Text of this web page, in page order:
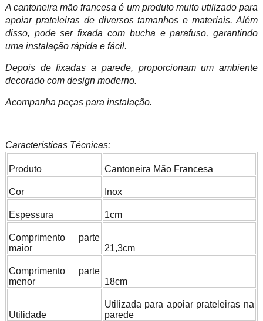
A cantoneira mão francesa é um produto muito utilizado para
apoiar prateleiras de diversos tamanhos e materiais. Além
disso, pode ser fixada com bucha e parafuso, garantindo
uma instalação rápida e fácil.
Depois de fixadas a parede, proporcionam um ambiente
decorado com design moderno.
Acompanha peças para instalação.
Características Técnicas:
Produto Cantoneira Mão Francesa
Cor Inox
Espessura 1cm
Comprimento parte
maior
21,3cm
Comprimento parte
menor
18cm
Utilidade
Utilizada para apoiar prateleiras na
parede